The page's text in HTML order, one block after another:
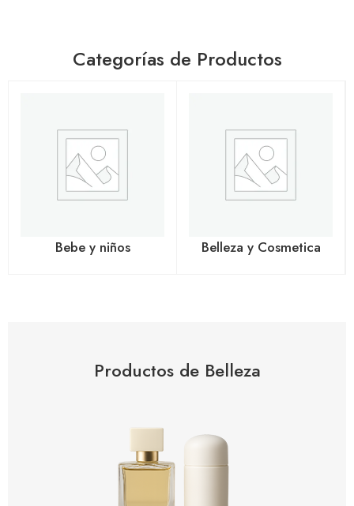
Categorías de Productos
Bebe y niños Belleza y Cosmetica
Productos de Belleza